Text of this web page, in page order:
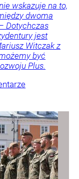
wskazuje na to,
dwoma
Dotychczas
jest
Witczak z
być
Plus.